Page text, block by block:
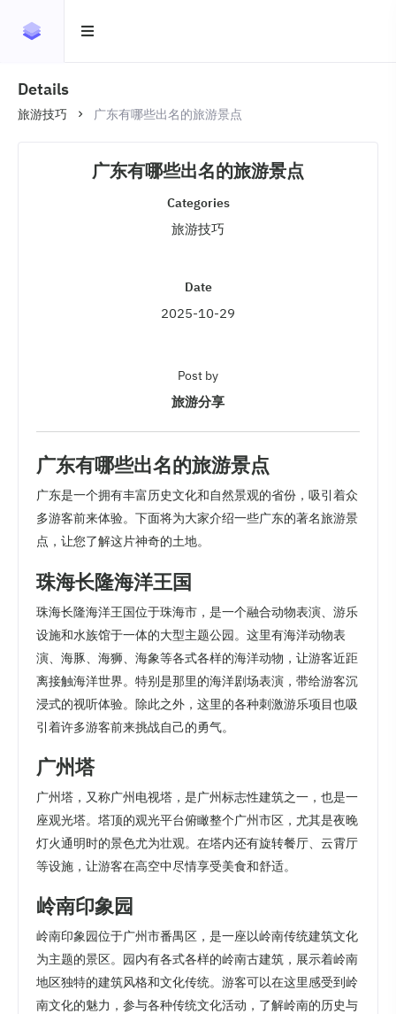
Details
旅游技巧 广东有哪些出名的旅游景点
广东有哪些出名的旅游景点
Categories
旅游技巧
Date
2025-10-29
Post by
旅游分享
广东有哪些出名的旅游景点
广东是一个拥有丰富历史文化和自然景观的省份，吸引着众
多游客前来体验。下面将为大家介绍一些广东的著名旅游景
点，让您了解这片神奇的土地。
珠海长隆海洋王国
珠海长隆海洋王国位于珠海市，是一个融合动物表演、游乐
设施和水族馆于一体的大型主题公园。这里有海洋动物表
演、海豚、海狮、海象等各式各样的海洋动物，让游客近距
离接触海洋世界。特别是那里的海洋剧场表演，带给游客沉
浸式的视听体验。除此之外，这里的各种刺激游乐项目也吸
引着许多游客前来挑战自己的勇气。
广州塔
广州塔，又称广州电视塔，是广州标志性建筑之一，也是一
座观光塔。塔顶的观光平台俯瞰整个广州市区，尤其是夜晚
灯火通明时的景色尤为壮观。在塔内还有旋转餐厅、云霄厅
等设施，让游客在高空中尽情享受美食和舒适。
岭南印象园
岭南印象园位于广州市番禺区，是一座以岭南传统建筑文化
为主题的景区。园内有各式各样的岭南古建筑，展示着岭南
地区独特的建筑风格和文化传统。游客可以在这里感受到岭
南文化的魅力，参与各种传统文化活动，了解岭南的历史与